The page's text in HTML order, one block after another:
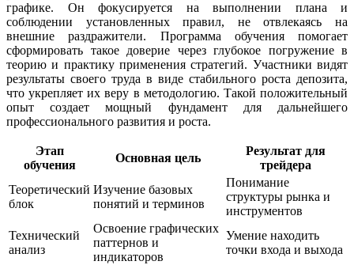
графике. Он фокусируется на выполнении плана и
соблюдении установленных правил, не отвлекаясь на
внешние раздражители. Программа обучения помогает
сформировать такое доверие через глубокое погружение в
теорию и практику применения стратегий. Участники видят
результаты своего труда в виде стабильного роста депозита,
что укрепляет их веру в методологию. Такой положительный
опыт создает мощный фундамент для дальнейшего
профессионального развития и роста.
Этап
обучения
Основная цель
Результат для
трейдера
Теоретический
блок
Изучение базовых
понятий и терминов
Понимание
структуры рынка и
инструментов
Технический
анализ
Освоение графических
паттернов и
индикаторов
Умение находить
точки входа и выхода